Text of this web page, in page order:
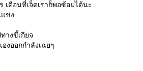
เดือนที่เจ็ดเราก็พอซ้อมได้นะ
ข่ง
างขี้เกียจ
งออกกำลังเฉยๆ